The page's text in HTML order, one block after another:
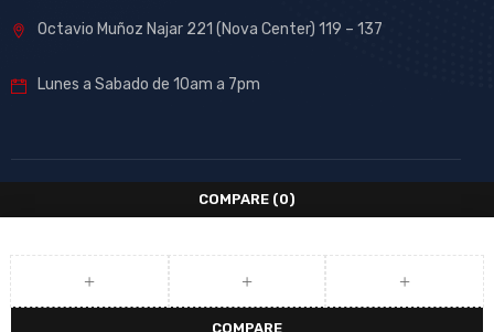
Octavio Muñoz Najar 221 (Nova Center) 119 – 137
Lunes a Sabado de 10am a 7pm
COMPARE (0)
COMPARE